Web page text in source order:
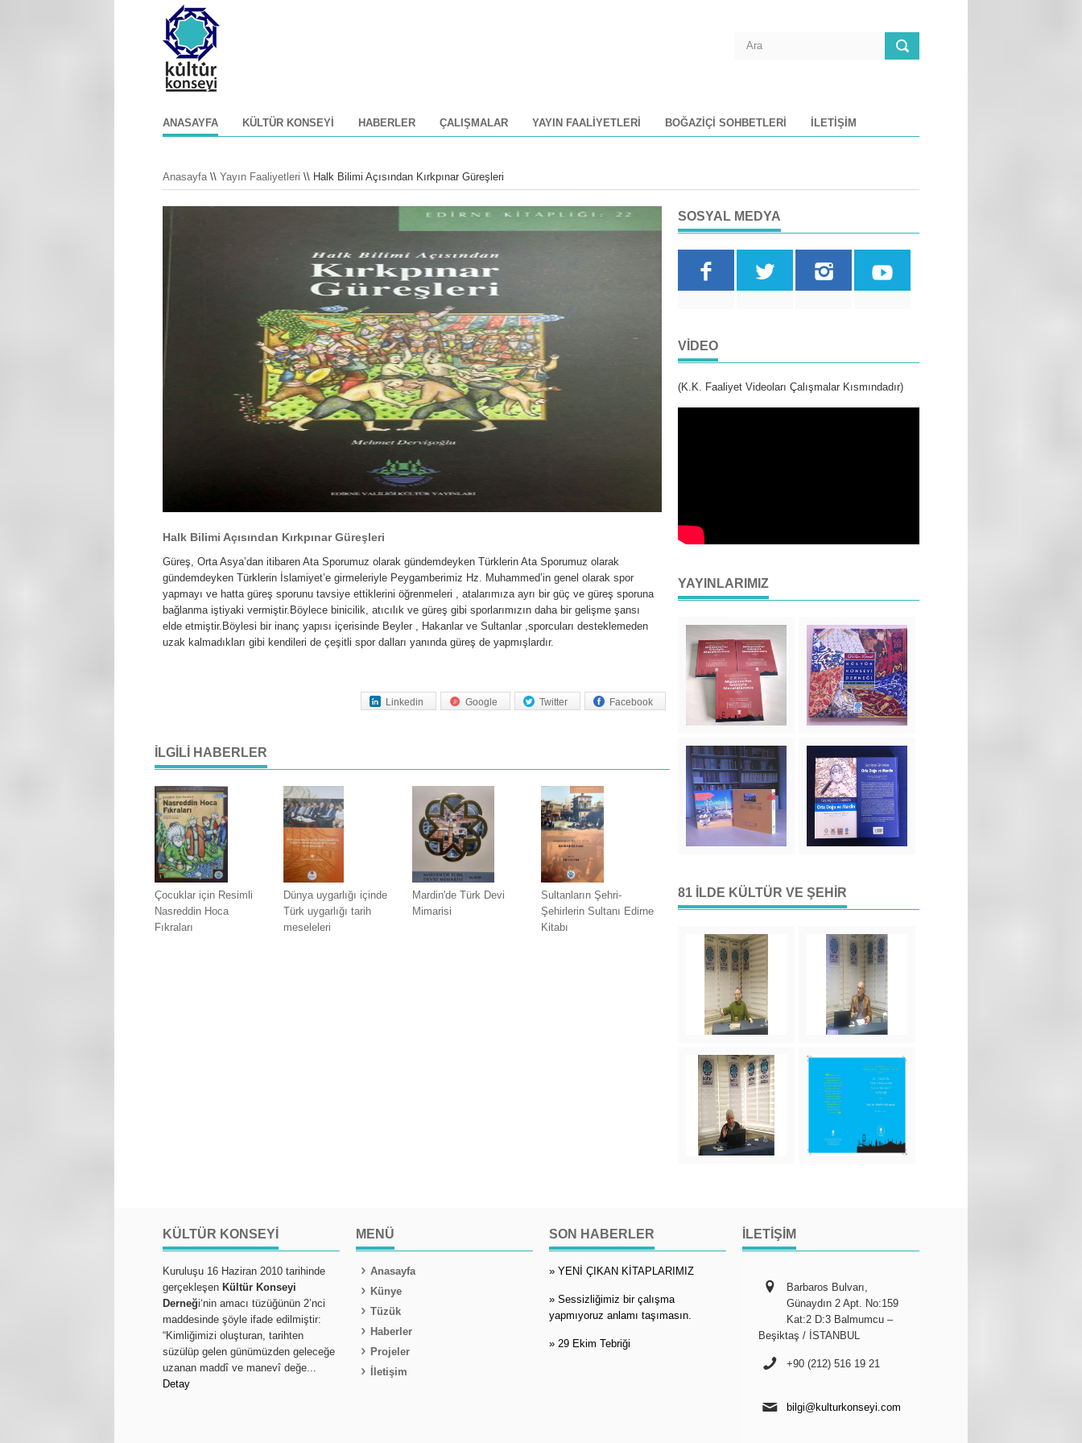
ANASAYFA KÜLTÜR KONSEYI HABERLER ÇALIŞMALAR YAYIN FAALIYETLERI BOĞAZIÇI SOHBETLERI İLETIŞIM
Anasayfa\\ Yayın Faaliyetleri \\ Halk Bilimi Açısından Kırkpınar Güreşleri
Halk Bilimi Açısından Kırkpınar Güreşleri
Güreş, Orta Asya’dan itibaren Ata Sporumuz olarak gündemdeyken Türklerin Ata Sporumuz olarak
gündemdeyken Türklerin İslamiyet’e girmeleriyle Peygamberimiz Hz. Muhammed’in genel olarak spor
yapmayı ve hatta güreş sporunu tavsiye ettiklerini öğrenmeleri , atalarımıza ayrı bir güç ve güreş sporuna
bağlanma iştiyaki vermiştir.Böylece binicilik, atıcılık ve güreş gibi sporlarımızın daha bir gelişme şansı
elde etmiştir.Böylesi bir inanç yapısı içerisinde Beyler , Hakanlar ve Sultanlar ,sporcuları desteklemeden
uzak kalmadıkları gibi kendileri de çeşitli spor dalları yanında güreş de yapmışlardır.
Facebook
Twitter
Google
Linkedin
İLGILI HABERLER
Çocuklar için Resimli
Nasreddin Hoca
Fıkraları
Dünya uygarlığı içinde
Türk uygarlığı tarih
meseleleri
Mardin'de Türk Devi
Mimarisi
Sultanların Şehri-
Şehirlerin Sultanı Edirne
Kitabı
SOSYAL MEDYA
VIDEO
(K.K. Faaliyet Videoları Çalışmalar Kısmındadır)
YAYINLARIMIZ
81 İLDE KÜLTÜR VE ŞEHIR
KÜLTÜR KONSEYI
Kuruluşu 16 Haziran 2010 tarihinde
gerçekleşen Kültür Konseyi
Derneği‘nin amacı tüzüğünün 2’nci
maddesinde şöyle ifade edilmiştir:
“Kimliğimizi oluşturan, tarihten
süzülüp gelen günümüzden geleceğe
uzanan maddî ve manevî değe...
Detay
MENÜ
Anasayfa
Künye
Tüzük
Haberler
Projeler
İletişim
SON HABERLER
» YENİ ÇIKAN KİTAPLARIMIZ
» Sessizliğimiz bir çalışma
yapmıyoruz anlamı taşımasın.
» 29 Ekim Tebriği
İLETIŞIM
Barbaros Bulvarı,
Günaydın 2 Apt. No:159
Kat:2 D:3 Balmumcu –
Beşiktaş / İSTANBUL
+90 (212) 516 19 21
bilgi@kulturkonseyi.com